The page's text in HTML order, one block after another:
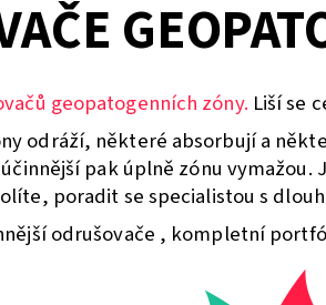
geopatogenních zóny. Liší se
odráží, některé absorbují a
pak úplně zónu
poradit se specialistou s
odrušovače , kompletní